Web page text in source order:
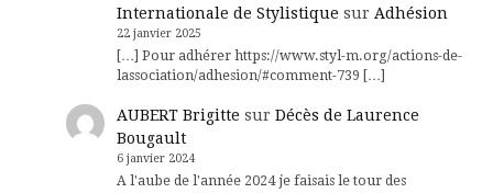
Internationale de Stylistique sur Adhésion
22 janvier 2025
[…] Pour adhérer https://www.styl-m.org/actions-de-
lassociation/adhesion/#comment-739 […]
AUBERT Brigitte sur Décès de Laurence
Bougault
6 janvier 2024
A l'aube de l'année 2024 je faisais le tour des